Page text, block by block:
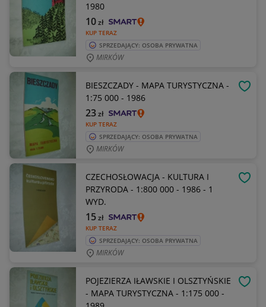
1980
KUP TERAZ
10zł
SPRZEDAJĄCY: OSOBA PRYWATNA
MIRKÓW
BIESZCZADY - MAPA TURYSTYCZNA -
1:75 000 - 1986
KUP TERAZ
23zł
SPRZEDAJĄCY: OSOBA PRYWATNA
MIRKÓW
CZECHOSŁOWACJA - KULTURA I
PRZYRODA - 1:800 000 - 1986 - 1
WYD.
KUP TERAZ
15zł
SPRZEDAJĄCY: OSOBA PRYWATNA
MIRKÓW
POJEZIERZA IŁAWSKIE I OLSZTYŃSKIE
- MAPA TURYSTYCZNA - 1:175 000 -